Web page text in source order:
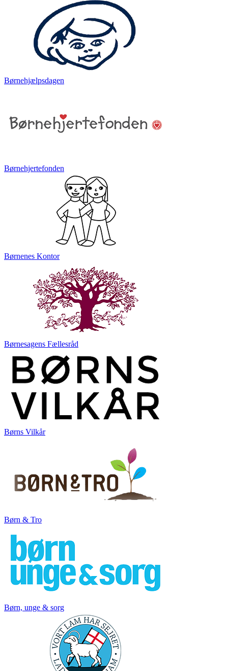
Børnehjælpsdagen
Børnehjertefonden
Børnenes Kontor
Børnesagens Fællesråd
Børns Vilkår
Børn & Tro
Børn, unge & sorg